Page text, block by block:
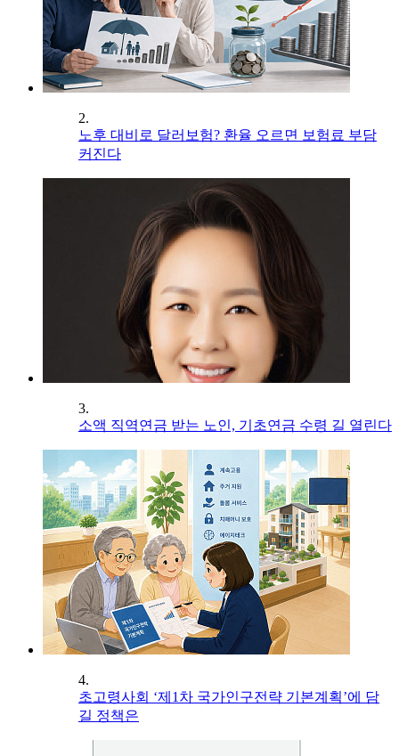
2.
노후 대비로 달러보험? 환율 오르면 보험료 부담
커진다
3.
소액 직역연금 받는 노인, 기초연금 수령 길 열린다
4.
초고령사회 ‘제1차 국가인구전략 기본계획’에 담
길 정책은